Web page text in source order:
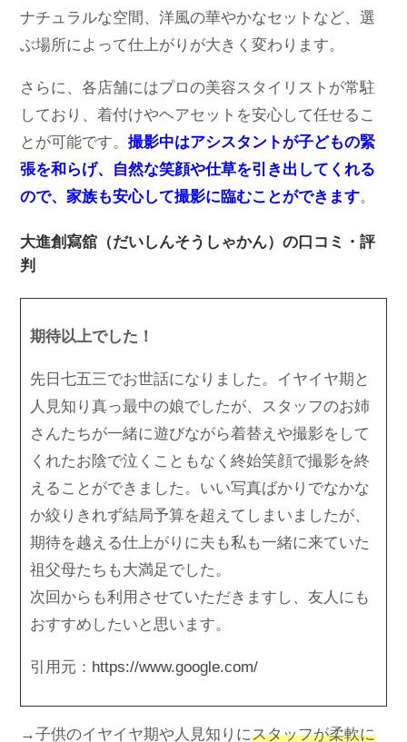
ナチュラルな空間、洋風の華やかなセットなど、選
ぶ場所によって仕上がりが大きく変わります。
さらに、各店舗にはプロの美容スタイリストが常駐
しており、着付けやヘアセットを安心して任せるこ
とが可能です。 撮影中はアシスタントが子どもの緊
張を和らげ、自然な笑顔や仕草を引き出してくれる
ので、家族も安心して撮影に臨むことができます。
大進創寫舘（だいしんそうしゃかん）の口コミ・評
判
期待以上でした！
先日七五三でお世話になりました。イヤイヤ期と
人見知り真っ最中の娘でしたが、スタッフのお姉
さんたちが一緒に遊びながら着替えや撮影をして
くれたお陰で泣くこともなく終始笑顔で撮影を終
えることができました。いい写真ばかりでなかな
か絞りきれず結局予算を超えてしまいましたが、
期待を越える仕上がりに夫も私も一緒に来ていた
祖父母たちも大満足でした。
次回からも利用させていただきますし、友人にも
おすすめしたいと思います。
引用元： https://www.google.com/
→子供のイヤイヤ期や人見知りにスタッフが柔軟に